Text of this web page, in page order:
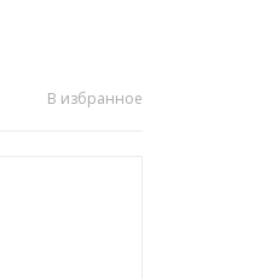
В избранное